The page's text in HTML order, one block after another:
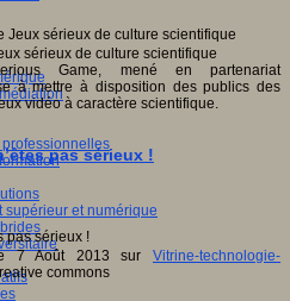
supérieur et numérique
sérieux de culture scientifique
Game, mené en partenariat
à mettre à disposition des publics des
vidéo à caractère scientifique.
pas sérieux !
7 Août 2013 surVitrine-technologie-
commons